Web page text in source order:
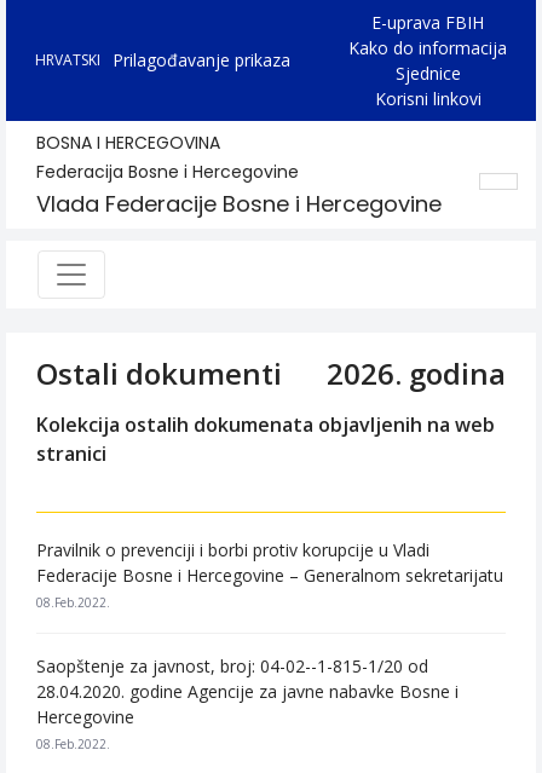
HRVATSKI Prilagođavanje prikaza
E-uprava FBIH
Kako do informacija
Sjednice
Korisni linkovi
BOSNA I HERCEGOVINA
Federacija Bosne i Hercegovine
Vlada Federacije Bosne i Hercegovine
Ostali dokumenti 2026. godina
Kolekcija ostalih dokumenata objavljenih na web
stranici
Pravilnik o prevenciji i borbi protiv korupcije u Vladi
Federacije Bosne i Hercegovine – Generalnom sekretarijatu
08.Feb.2022.
Saopštenje za javnost, broj: 04-02--1-815-1/20 od
28.04.2020. godine Agencije za javne nabavke Bosne i
Hercegovine
08.Feb.2022.